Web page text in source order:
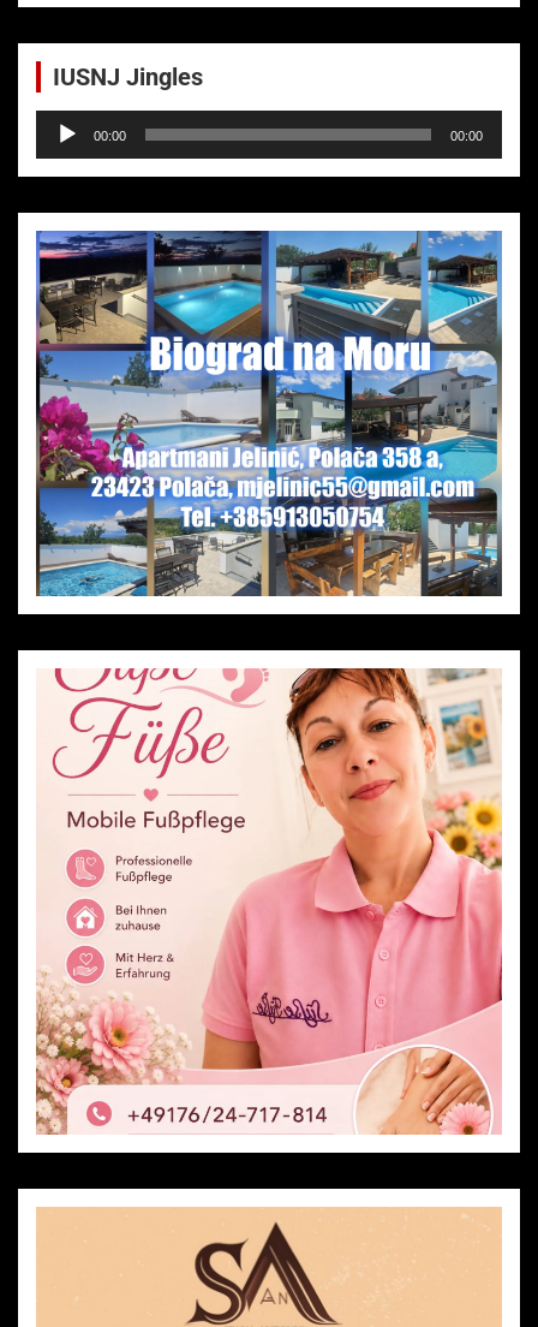
IUSNJ Jingles
Audio-
Player
00:00 00:00